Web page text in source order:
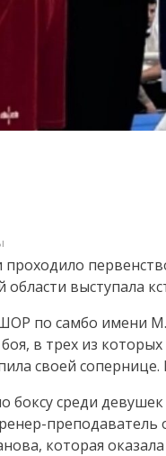
выступала
по самбо имени М.
в трех из
своей сопернице.
боксу среди девушек
которая